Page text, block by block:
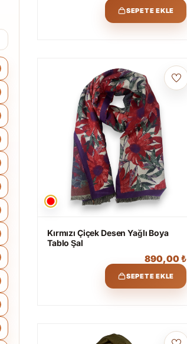
SEPETE EKLE
Kırmızı Çiçek Desen Yağlı Boya
Tablo Şal
890,00₺
SEPETE EKLE